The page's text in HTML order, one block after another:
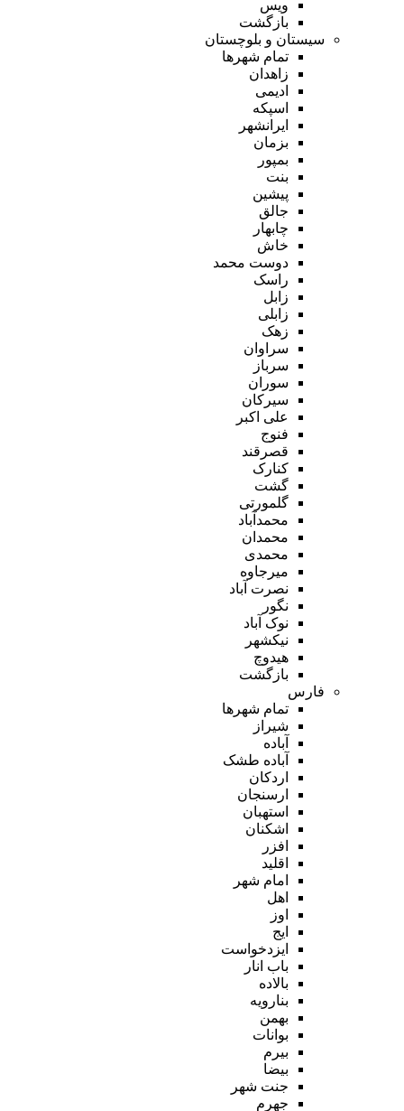
ویس
بازگشت
سیستان و بلوچستان
تمام شهر‌ها
زاهدان
ادیمی
اسپکه
ایرانشهر
بزمان
بمپور
بنت
پیشین
جالق
چابهار
خاش
دوست محمد
راسک
زابل
زابلی
زهک
سراوان
سرباز
سوران
سیرکان
علی اکبر
فنوج
قصرقند
کنارک
گشت
گلمورتی
محمدآباد
محمدان
محمدی
میرجاوه
نصرت آباد
نگور
نوک آباد
نیکشهر
هیدوچ
بازگشت
فارس
تمام شهر‌ها
شیراز
آباده
آباده طشک
اردکان
ارسنجان
استهبان
اشکنان
افزر
اقلید
امام شهر
اهل
اوز
ایج
ایزدخواست
باب انار
بالاده
بنارویه
بهمن
بوانات
بیرم
بیضا
جنت شهر
جهرم